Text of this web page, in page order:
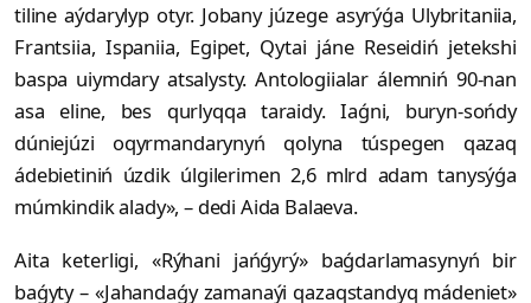
tiline aýdarylyp otyr. Jobany júzege asyrýǵa Ulybritaniia,
Frantsiia, Ispaniia, Egipet, Qytai jáne Reseidiń jetekshi
baspa uiymdary atsalysty. Antologiialar álemniń 90-nan
asa eline, bes qurlyqqa taraidy. Iaǵni, buryn-sońdy
dúniejúzi oqyrmandarynyń qolyna túspegen qazaq
ádebietiniń úzdik úlgilerimen 2,6 mlrd adam tanysýǵa
múmkindik alady», – dedi Aida Balaeva.
Aita keterligi, «Rýhani jańǵyrý» baǵdarlamasynyń bir
baǵyty – «Jahandaǵy zamanaýi qazaqstandyq mádeniet»